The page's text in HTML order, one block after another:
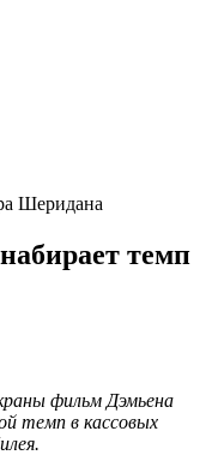
Шеридана
темп
фильм Дэмьена
темп в кассовых